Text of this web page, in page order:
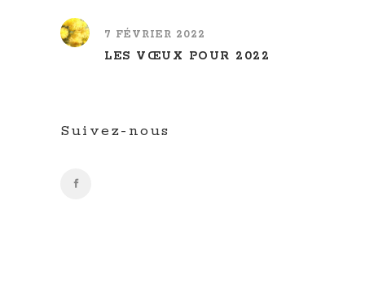
7 FÉVRIER 2022
LES VŒUX POUR 2022
Suivez-nous